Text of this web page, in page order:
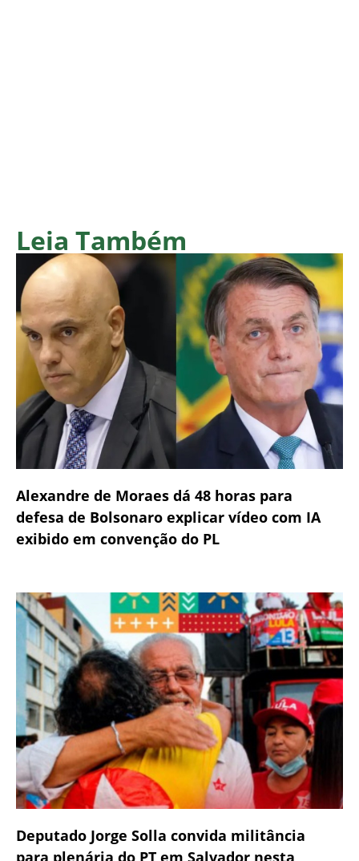
Leia Também
Alexandre de Moraes dá 48 horas para
defesa de Bolsonaro explicar vídeo com IA
exibido em convenção do PL
Deputado Jorge Solla convida militância
para plenária do PT em Salvador nesta